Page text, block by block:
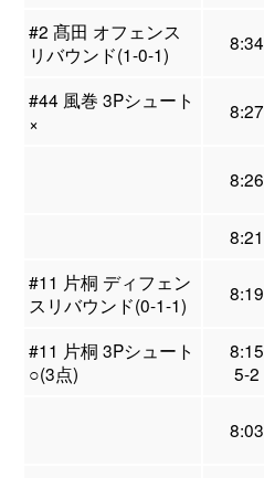
#2 髙田 オフェンス
リバウンド(1-0-1)
8:34
#44 風巻 3Pシュート
×
8:27
8:26
8:21
#11 片桐 ディフェン
スリバウンド(0-1-1)
8:19
#11 片桐 3Pシュート
○(3点)
8:15
5-2
8:03